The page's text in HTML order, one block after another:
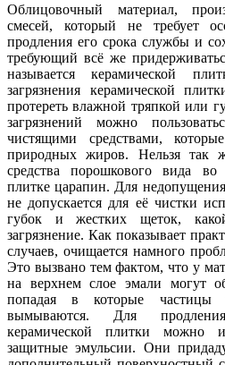
Облицовочный материал,
смесей, который не требует
продления его срока службы и
требующий всё же
называется керамической
загрязнения керамической
протереть влажной тряпкой или
загрязнений можно
чистящими средствами,
природных жиров. Нельзя так
средства порошкового вида
плитке царапин. Для
не допускается для её чистки
губок и жестких щеток,
загрязнение. Как показывает
случаев, очищается намного
Это вызвано тем фактом, что у
на верхнем слое эмали могут
попадая в которые частицы
вымываются. Для
керамической плитки можно
защитные эмульсии. Они